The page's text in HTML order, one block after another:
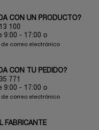
CON UN PRODUCTO?
100
9:00 - 17:00 o
de correo electrónico
CON TU PEDIDO?
771
9:00 - 17:00 o
de correo electrónico
FABRICANTE